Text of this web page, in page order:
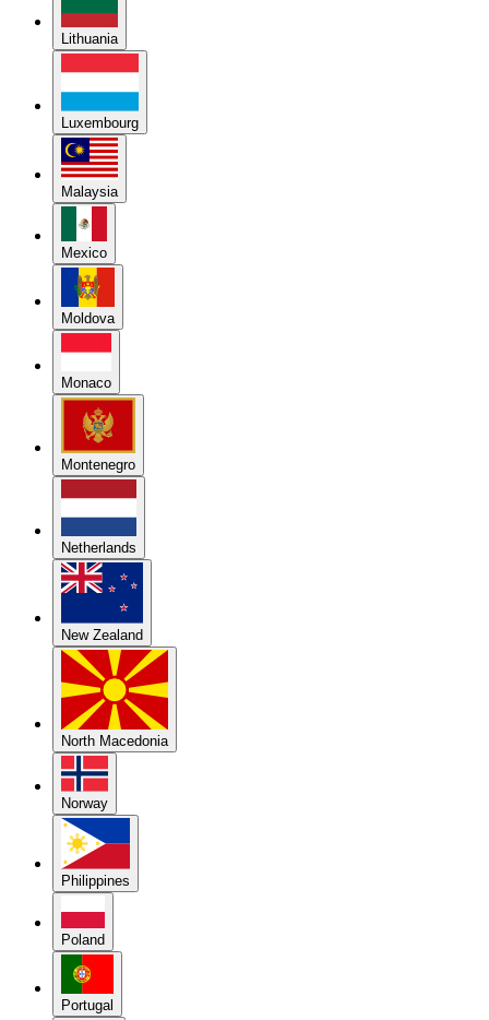
Lithuania
Luxembourg
Malaysia
Mexico
Moldova
Monaco
Montenegro
Netherlands
New Zealand
North Macedonia
Norway
Philippines
Poland
Portugal